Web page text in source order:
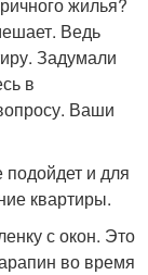
Ведь
Задумали
в
Ваши
и для
квартиры.
с окон. Это
во время